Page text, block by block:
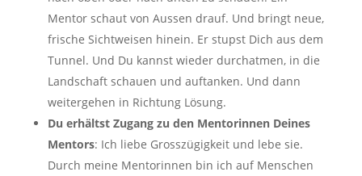
Mentor schaut von Aussen drauf. Und bringt neue,
frische Sichtweisen hinein. Er stupst Dich aus dem
Tunnel. Und Du kannst wieder durchatmen, in die
Landschaft schauen und auftanken. Und dann
weitergehen in Richtung Lösung.
Du erhältst Zugang zu den Mentorinnen Deines
Mentors: Ich liebe Grosszügigkeit und lebe sie.
Durch meine Mentorinnen bin ich auf Menschen